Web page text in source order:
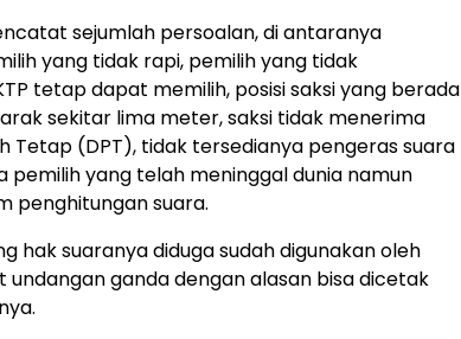
sejumlah persoalan, di antaranya
yang tidak rapi, pemilih yang tidak
tetap dapat memilih, posisi saksi yang berada
sekitar lima meter, saksi tidak menerima
Tetap (DPT), tidak tersedianya pengeras suara
pemilih yang telah meninggal dunia namun
penghitungan suara.
hak suaranya diduga sudah digunakan oleh
undangan ganda dengan alasan bisa dicetak